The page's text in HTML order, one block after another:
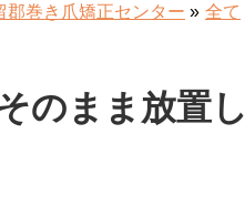
郡巻き爪矯正センター » 全て
のまま放置